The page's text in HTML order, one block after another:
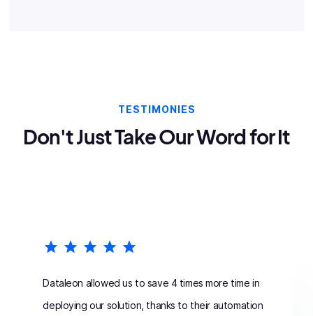
TESTIMONIES
Don't Just Take Our Word for It
Dataleon allowed us to save 4 times more time in
deploying our solution, thanks to their automation